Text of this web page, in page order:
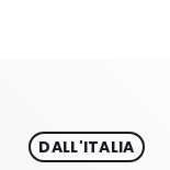
DALL'ITALIA